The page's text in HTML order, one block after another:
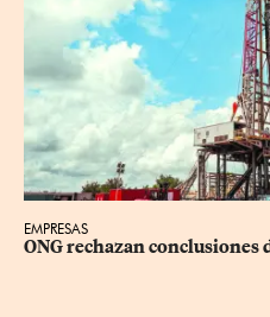
EMPRESAS
ONG rechazan conclusiones